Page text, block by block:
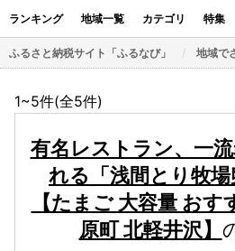
ランキング 地域一覧 カテゴリ 特集
ふるさと納税サイト「ふるなび」 地域で
1~5件(全5件)
有名レストラン、一
れる「浅間とり牧
【たまご 大容量 おす
原町 北軽井沢】